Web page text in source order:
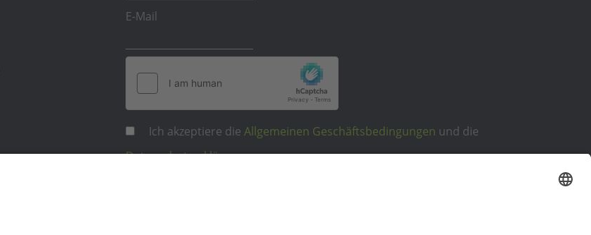
E-Mail
Ich akzeptiere die Allgemeinen Geschäftsbedingungen und die
Datenschutzerklärung